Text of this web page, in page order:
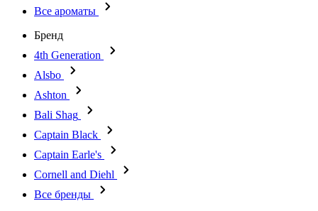
Все ароматы
Бренд
4th Generation
Alsbo
Ashton
Bali Shag
Captain Black
Captain Earle's
Cornell and Diehl
Все бренды